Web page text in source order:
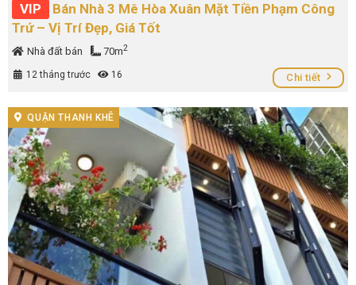
VIP
Bán Nhà 3 Mê Hòa Xuân Mặt Tiền Phạm Công
Trứ – Vị Trí Đẹp, Giá Tốt
Nhà đất bán 70m2
12 tháng trước 16 Chi tiết
QUẬN THANH KHÊ